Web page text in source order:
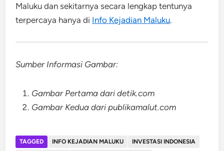
Maluku dan sekitarnya secara lengkap tentunya
terpercaya hanya di Info Kejadian Maluku.
Sumber Informasi Gambar:
Gambar Pertama dari detik.com
Gambar Kedua dari publikamalut.com
TAGGED INFO KEJADIAN MALUKU
INVESTASI INDONESIA